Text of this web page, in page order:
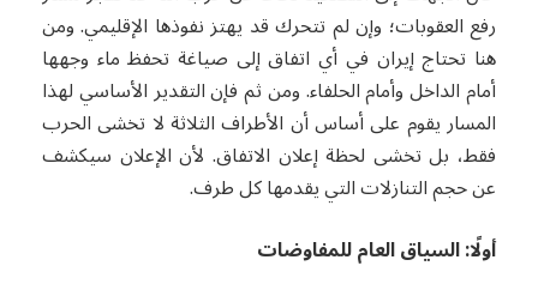
رفع العقوبات؛ وإن لم تتحرك قد يهتز نفوذها الإقليمي. ومن
هنا تحتاج إيران في أي اتفاق إلى صياغة تحفظ ماء وجهها
أمام الداخل وأمام الحلفاء. ومن ثم فإن التقدير الأساسي لهذا
المسار يقوم على أساس أن الأطراف الثلاثة لا تخشى الحرب
فقط، بل تخشى لحظة إعلان الاتفاق. لأن الإعلان سيكشف
عن حجم التنازلات التي يقدمها كل طرف.
أولًا: السياق العام للمفاوضات